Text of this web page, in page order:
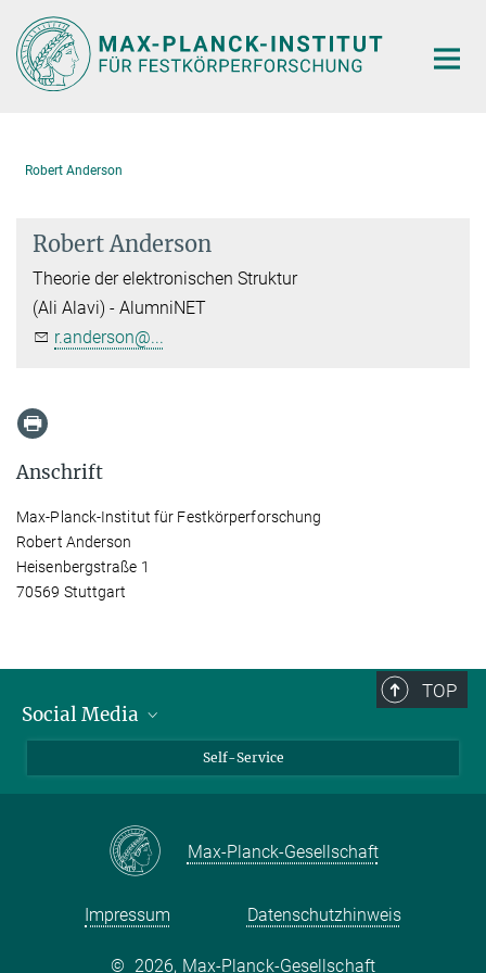
Hauptinhalt
Robert Anderson
Robert Anderson
Theorie der elektronischen Struktur
(Ali Alavi) - AlumniNET
r.anderson@...
Anschrift
Max-Planck-Institut für Festkörperforschung
Robert Anderson
Heisenbergstraße 1
70569 Stuttgart
TOP
Social Media
Facebook
Self-Service
Max-Planck-Gesellschaft
Impressum Datenschutzhinweis
© 2026, Max-Planck-Gesellschaft